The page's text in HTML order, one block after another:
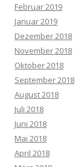
Februar 2019
Januar 2019
Dezember 2018
November 2018
Oktober 2018
September 2018
August 2018
Juli 2018
Juni 2018
Mai 2018
April 2018